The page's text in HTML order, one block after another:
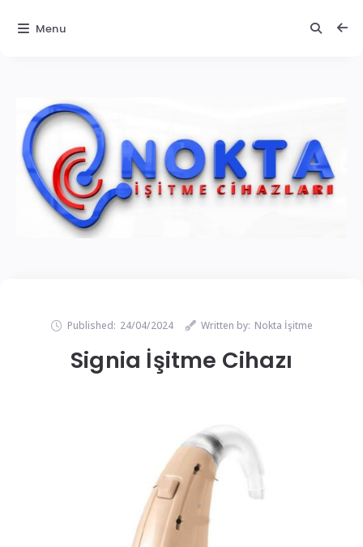
Published: 24/04/2024 Written by: Nokta İşitme
Signia İşitme Cihazı
Menu